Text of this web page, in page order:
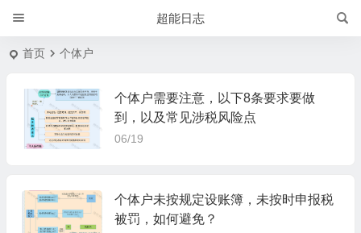
超能日志
首页 个体户
个体户需要注意，以下8条要求要做
到，以及常见涉税风险点
06/19
个体户未按规定设账簿，未按时申报税
被罚，如何避免？